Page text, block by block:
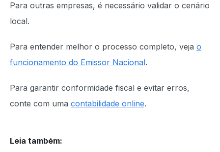
Para outras empresas, é necessário validar o cenário
local.
Para entender melhor o processo completo, veja o
funcionamento do Emissor Nacional.
Para garantir conformidade fiscal e evitar erros,
conte com uma contabilidade online.
Leia também: